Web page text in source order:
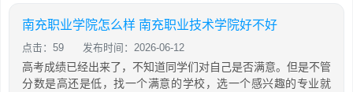
南充职业学院怎么样 南充职业技术学院好不好
点击：59 发布时间：2026-06-12
高考成绩已经出来了，不知道同学们对自己是否满意。但是不管
分数是高还是低，找一个满意的学校，选一个感兴趣的专业就